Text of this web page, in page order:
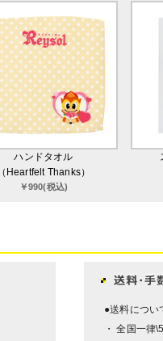
ハンドタオル
（Heartfelt Thanks）
￥990(税込)
●送料につい
・ 全国一律